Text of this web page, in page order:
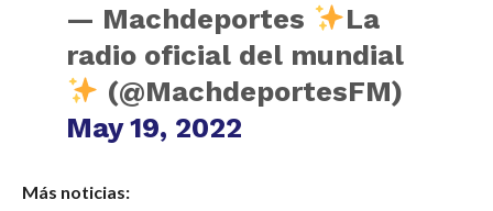
— Machdeportes
La
radio oficial del mundial
(@MachdeportesFM)
May 19, 2022
Más noticias: